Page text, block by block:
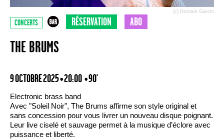
(c) Romain Garcin
CONCERTS RÉSERVATION ABO
THE BRUMS
9 OCTOBRE 2025 • 20:00 • 90'
Electronic brass band
Avec "Soleil Noir", The Brums affirme son style original et
sans concession pour vous livrer un nouveau disque poignant.
Leur live ciselé et sauvage permet à la musique d’éclore avec
puissance et liberté.